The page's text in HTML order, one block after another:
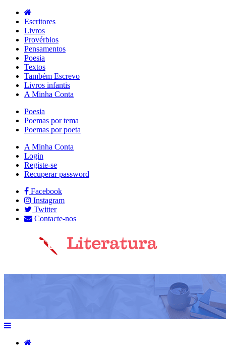
Escritores
Livros
Provérbios
Pensamentos
Poesia
Textos
Também Escrevo
Livros infantis
A Minha Conta
Poesia
Poemas por tema
Poemas por poeta
A Minha Conta
Login
Registe-se
Recuperar password
Facebook
Instagram
Twitter
Contacte-nos